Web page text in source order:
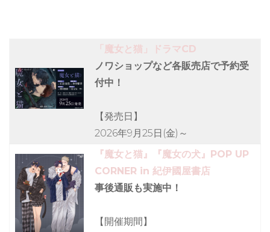
「魔女と猫」ドラマCD
ノワショップなど各販売店で予約受
付中！
【発売日】
2026年9月25日(金)～
『魔女と猫』『魔女の犬』POP UP
CORNER in 紀伊國屋書店
事後通販も実施中！
【開催期間】